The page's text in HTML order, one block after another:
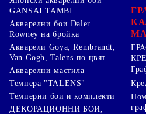
GANSAI TAMBI
Акварелни бои Daler
Rowney на бройка
Акварели Goya, Rembrandt,
Van Gogh, Talens по цвят
Акварелни мастила
Темпера "TALENS"
Темперни бои и комплекти
ДЕКОРАЦИОННИ БОИ,